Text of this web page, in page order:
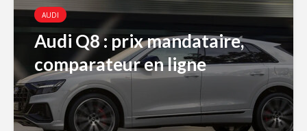
AUDI
Audi Q8 : prix mandataire,
comparateur en ligne